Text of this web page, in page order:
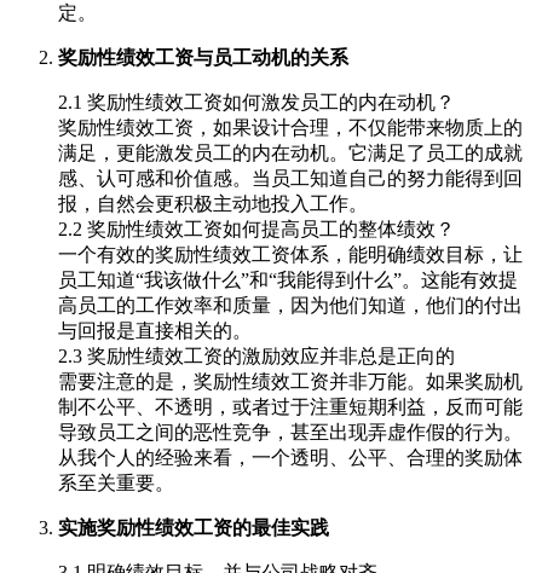
定。
奖励性绩效工资与员工动机的关系
2.1 奖励性绩效工资如何激发员工的内在动机？
奖励性绩效工资，如果设计合理，不仅能带来物质上的
满足，更能激发员工的内在动机。它满足了员工的成就
感、认可感和价值感。当员工知道自己的努力能得到回
报，自然会更积极主动地投入工作。
2.2 奖励性绩效工资如何提高员工的整体绩效？
一个有效的奖励性绩效工资体系，能明确绩效目标，让
员工知道“我该做什么”和“我能得到什么”。这能有效提
高员工的工作效率和质量，因为他们知道，他们的付出
与回报是直接相关的。
2.3 奖励性绩效工资的激励效应并非总是正向的
需要注意的是，奖励性绩效工资并非万能。如果奖励机
制不公平、不透明，或者过于注重短期利益，反而可能
导致员工之间的恶性竞争，甚至出现弄虚作假的行为。
从我个人的经验来看，一个透明、公平、合理的奖励体
系至关重要。
实施奖励性绩效工资的最佳实践